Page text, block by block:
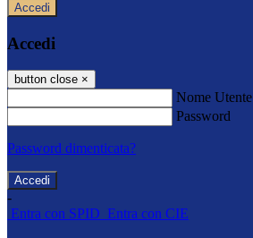
Accedi
Accedi
button close ×
Nome Utente
Password
Password dimenticata?
-
Entra con SPID Entra con CIE